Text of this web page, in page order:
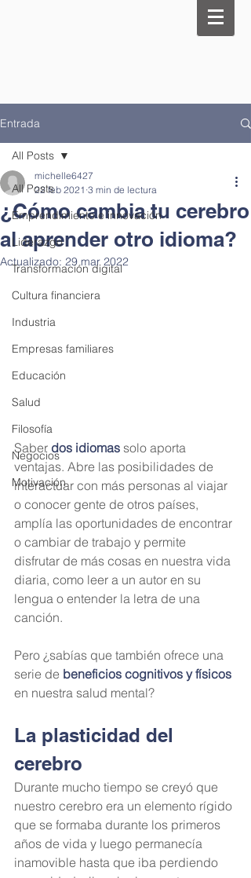
Entrada
All Posts
Emprendimiento e innovación
Liderazgo
Transformación digital
Cultura financiera
Industria
Empresas familiares
Educación
Salud
Filosofía
Negocios
Motivación
All Posts
¿Cómo cambia tu cerebro
al aprender otro idioma?
michelle6427
22 feb 2021 3 min de lectura
Actualizado: 29 mar 2022
Saber dos idiomas solo aporta
ventajas. Abre las posibilidades de
interactuar con más personas al viajar
o conocer gente de otros países,
amplía las oportunidades de encontrar
o cambiar de trabajo y permite
disfrutar de más cosas en nuestra vida
diaria, como leer a un autor en su
lengua o entender la letra de una
canción.
Pero ¿sabías que también ofrece una
serie de beneficios cognitivos y físicos
en nuestra salud mental?
La plasticidad del
cerebro
Durante mucho tiempo se creyó que
nuestro cerebro era un elemento rígido
que se formaba durante los primeros
años de vida y luego permanecía
inamovible hasta que iba perdiendo